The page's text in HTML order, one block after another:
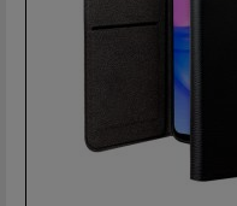
même
page.